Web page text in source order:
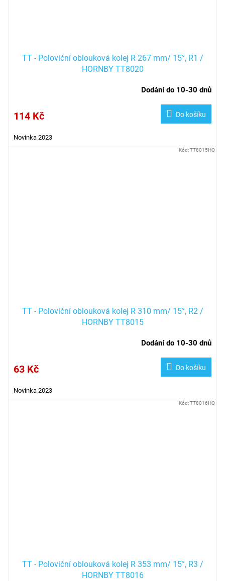
TT - Poloviční oblouková kolej R 267 mm/ 15°, R1 /
HORNBY TT8020
Dodání do 10-30 dnů
114 Kč Do košíku
Novinka 2023
TT - Poloviční oblouková kolej R 310 mm/ 15°, R2 /
HORNBY TT8015
Dodání do 10-30 dnů
63 Kč Do košíku
Novinka 2023
Kód:TT8015HO
TT - Poloviční oblouková kolej R 353 mm/ 15°, R3 /
HORNBY TT8016
Kód:TT8016HO